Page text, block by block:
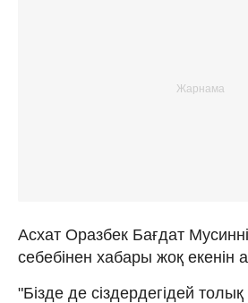
Асхат Оразбек Бағдат
себебінен хабары жоқ екенін
"Бізде де сіздердегідей